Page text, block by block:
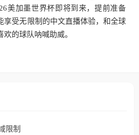
美加墨世界杯即将到来，提前准备
享受无限制的中文直播体验，和全球
的球队呐喊助威。
限制